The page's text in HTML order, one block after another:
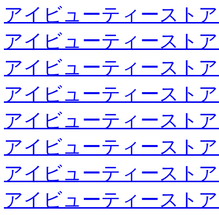
アイビューティースト
アイビューティースト
アイビューティースト
アイビューティースト
アイビューティースト
アイビューティースト
アイビューティースト
アイビューティースト